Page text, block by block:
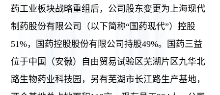
药工业板块战略重组后，公司股东变更为上海现代
制药股份有限公司（以下简称“国药现代”）控股
51%，国药控股股份有限公司持股49%。国药三益
位于中国（安徽）自由贸易试验区芜湖片区九华北
路生物药业科技园，另有芜湖市长江路生产基地，